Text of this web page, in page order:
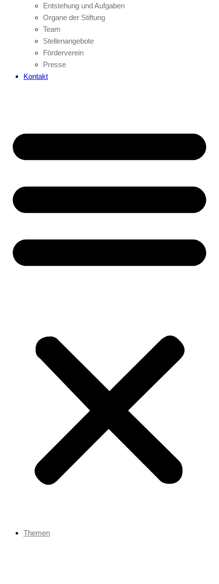
Entstehung und Aufgaben
Organe der Stiftung
Team
Stellenangebote
Förderverein
Presse
Kontakt
Themen